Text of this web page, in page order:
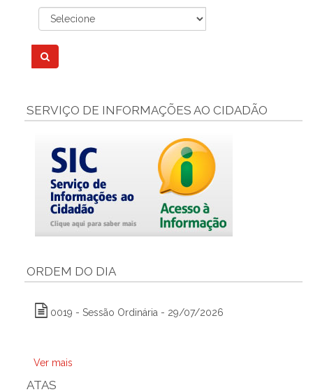
SERVIÇO DE INFORMAÇÕES AO CIDADÃO
ORDEM DO DIA
0019 - Sessão Ordinária - 29/07/2026
Ver mais
ATAS